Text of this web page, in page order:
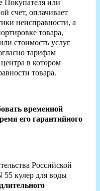
Покупателя или
счет, оплачивает
неисправности, а
товара,
стоимость услуг
тарифам
в котором
товара.
временной
его гарантийного
Российской
55 кулер для воды